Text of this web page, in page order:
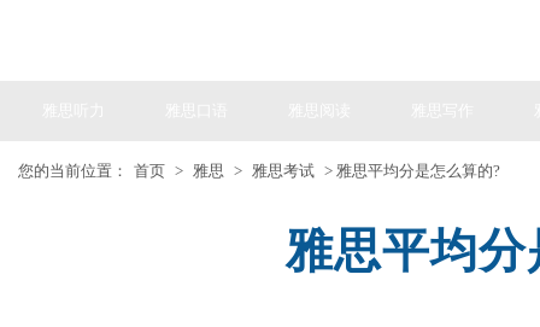
您的当前位置： 首页 > 雅思 > 雅思考试 > 雅思平均分是怎么算的?
雅思平均
新高一高考雅思班